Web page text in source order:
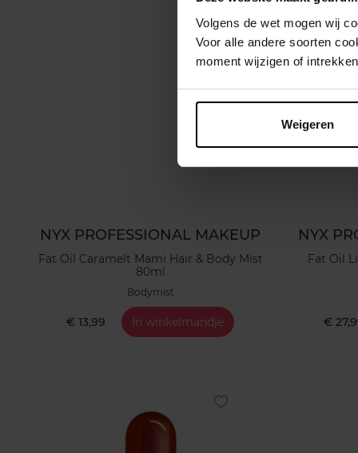
Volgens de wet mogen wij
Voor alle andere soorten
moment wijzigen of
Weigeren
NYX PROFESSIONAL MAKEUP
Fat Oil Caramelt Mami Hair & Body Mist
80ml
Bodymist
€ 13,99 In winkelmandje
NYX
€